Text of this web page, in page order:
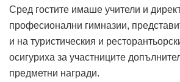
Сред гостите имаше учители и
професионални гимназии,
и на туристическия и
осигуриха за участниците
предметни награди.